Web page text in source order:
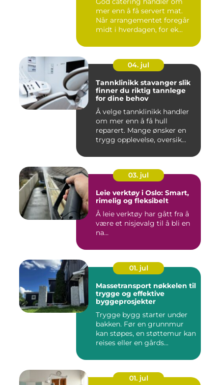
mer enn å få servert mat.
Når arrangementet foregår
midt i hverdagen, for ek...
04. jul
Tannklinikk stavanger slik
finner du riktig tannlege
for dine behov
Å velge tannklinikk handler
om mer enn å få hull
reparert. Mange ønsker en
trygg opplevelse, oversik...
03. jul
Leie verktøy i Oslo: Smart,
rimelig og fleksibelt
Å leie verktøy har gått fra å
være et nisjevalg til å bli en
na...
01. jul
Massetransport nøkkelen til
trygge og effektive
byggeprosjekter
Trygge bygg starter under
bakken. Før en grunnmur
kan støpes, en støttemur kan
reises eller en gårds...
01. jul